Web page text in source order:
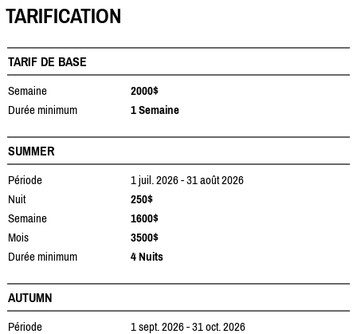
TARIFICATION
TARIF DE BASE
Semaine
2000$
Durée minimum
1 Semaine
SUMMER
Période
1 juil. 2026 - 31 août 2026
Nuit
250$
Semaine
1600$
Mois
3500$
Durée minimum
4 Nuits
AUTUMN
Période
1 sept. 2026 - 31 oct. 2026